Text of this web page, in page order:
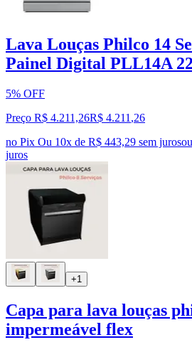
Lava Louças Philco 14
Painel Digital PLL14A
5% OFF
Preço R$ 4.211,26R$ 4.211 ,26
no Pix Ou 10x de R$ 443,29 sem jurosou
juros
+1
Capa para lava louças
impermeável flex